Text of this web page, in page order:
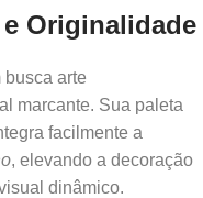
Originalidade
arte
marcante. Sua paleta
facilmente a
, elevando a decoração
dinâmico.